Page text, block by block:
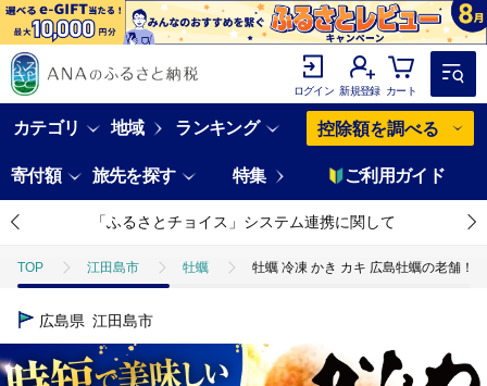
ログイン 新規登録 カート
カテゴリ 地域 ランキング 控除額を調べる
寄付額 旅先を探す 特集 ご利用ガイド
「ふるさとチョイス」システム連携に関して
TOP 江田島市 牡蠣 牡蠣 冷凍 かき カキ 広島牡蠣の老舗！
広島県 江田島市